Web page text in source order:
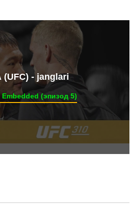
- janglari
Embedded (эпизод 5)